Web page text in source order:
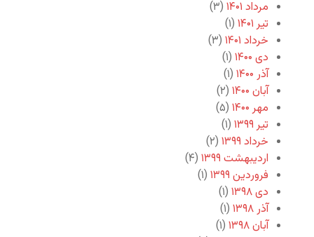
مرداد ۱۴۰۱
(۳)
تیر ۱۴۰۱
(۱)
خرداد ۱۴۰۱
(۳)
دی ۱۴۰۰
(۱)
آذر ۱۴۰۰
(۱)
آبان ۱۴۰۰
(۲)
مهر ۱۴۰۰
(۵)
تیر ۱۳۹۹
(۱)
خرداد ۱۳۹۹
(۲)
اردیبهشت ۱۳۹۹
(۴)
فروردین ۱۳۹۹
(۱)
دی ۱۳۹۸
(۱)
آذر ۱۳۹۸
(۱)
آبان ۱۳۹۸
(۱)